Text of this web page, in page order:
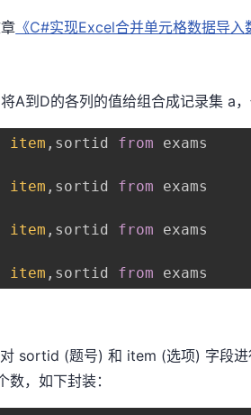
《C#实现Excel合并单元格数据导入
A到D的各列的值给组合成记录集 a，
item , sortid from exams
item , sortid from exams
item , sortid from exams
item , sortid from exams
sortid (题号) 和 item (选项) 字段
，如下封装：